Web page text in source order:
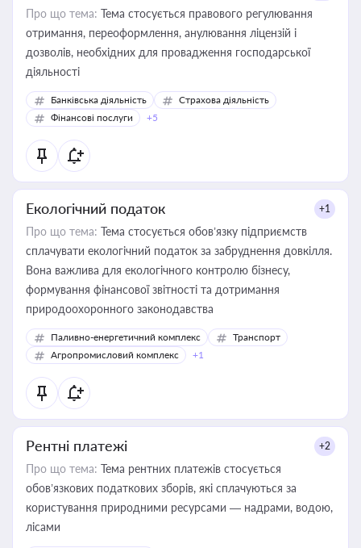
Про що тема: Тема стосується правового регулювання
отримання, переоформлення, анулювання ліцензій і
дозволів, необхідних для провадження господарської
діяльності
Банківська діяльність
Страхова діяльність
Фінансові послуги
+5
Екологічний податок +1
Про що тема: Тема стосується обов’язку підприємств
сплачувати екологічний податок за забруднення довкілля.
Вона важлива для екологічного контролю бізнесу,
формування фінансової звітності та дотримання
природоохоронного законодавства
Паливно-енергетичний комплекс
Транспорт
Агропромисловий комплекс
+1
Рентні платежі +2
Про що тема: Тема рентних платежів стосується
обов’язкових податкових зборів, які сплачуються за
користування природними ресурсами — надрами, водою,
лісами